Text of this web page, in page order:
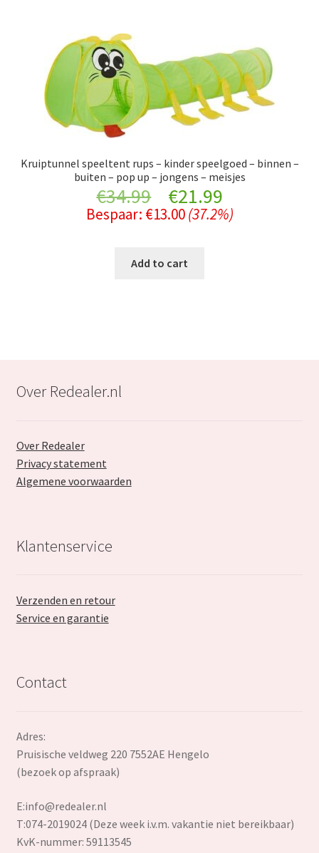
Kruiptunnel speeltent rups – kinder speelgoed – binnen –
buiten – pop up – jongens – meisjes
€34.99
Original
price
was:
€21.99Current
price
Bespaar: €13.00 (37.2%)
Add to cart
Over Redealer.nl
Over Redealer
Privacy statement
Algemene voorwaarden
Klantenservice
Verzenden en retour
Service en garantie
Contact
Adres:
Pruisische veldweg 220 7552AE Hengelo
(bezoek op afspraak)
E:info@redealer.nl
T:074-2019024 (Deze week i.v.m. vakantie niet bereikbaar)
KvK-nummer: 59113545